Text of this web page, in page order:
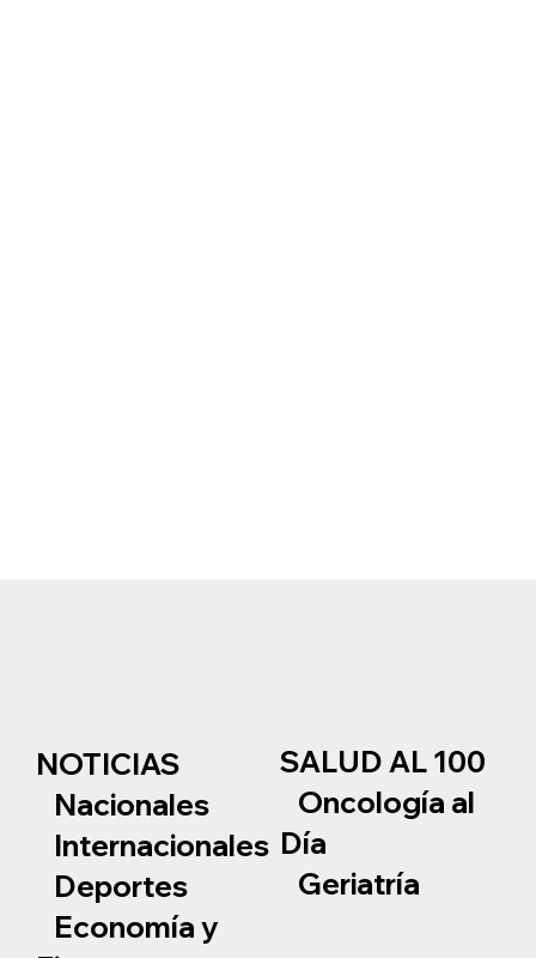
NOTICIAS
Nacionales
Internacionales
Deportes
Economía y
SALUD AL 100
Oncología al
Día
Geriatría